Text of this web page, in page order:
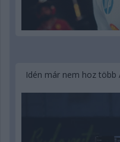
Idén már nem hoz